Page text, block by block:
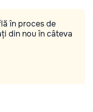
în proces de
din nou în câteva